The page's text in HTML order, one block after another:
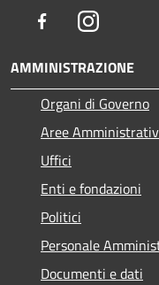
FacebookInstagram
AMMINISTRAZIONE
Organi di Governo
Aree
Uffici
Enti e fondazioni
Politici
Personale
Documenti e dati